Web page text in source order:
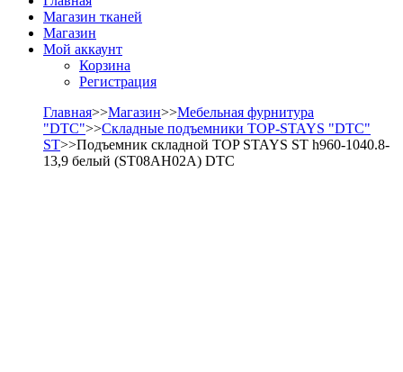
Магазин тканей
Магазин
Мой аккаунт
Корзина
Регистрация
Главная>>Магазин>>Мебельная фурнитура
"DTC">>Складные подъемники TOP-STAYS "DTC"
ST>>Подъемник складной TOP STAYS ST h960-1040.8-
13,9 белый (ST08AH02A) DTC